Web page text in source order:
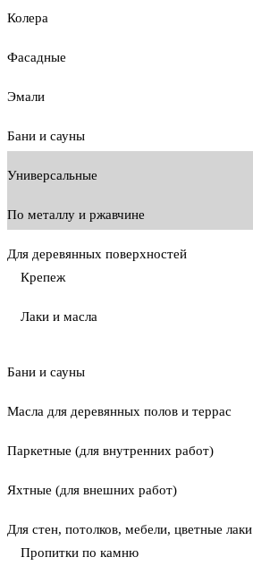
Колера
Фасадные
Эмали
Бани и сауны
Универсальные
По металлу и ржавчине
Для деревянных поверхностей
Крепеж
Лаки и масла
Бани и сауны
Масла для деревянных полов и террас
Паркетные (для внутренних работ)
Яхтные (для внешних работ)
Для стен, потолков, мебели, цветные лаки
Пропитки по камню